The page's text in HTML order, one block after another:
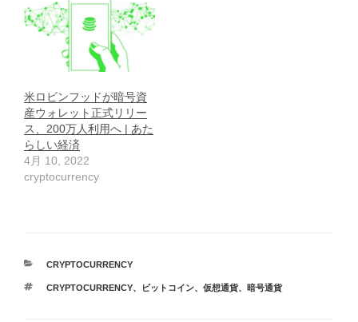
米ロビンフッドが暗号資
産ウォレット正式リリー
ス、200万人利用へ | あた
らしい経済
4月 10, 2022
cryptocurrency
カ
ゴ
CRYPTOCURRENCY
タ
CRYPTOCURRENCY、 ビットコイン、 仮想通貨、 暗号通貨